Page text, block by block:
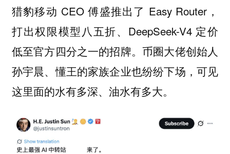
猎豹移动 CEO 傅盛推出了 Easy Router，
打出权限模型八五折、DeepSeek-V4 定价
低至官方四分之一的招牌。币圈大佬创始人
孙宇晨、懂王的家族企业也纷纷下场，可见
这里面的水有多深、油水有多大。